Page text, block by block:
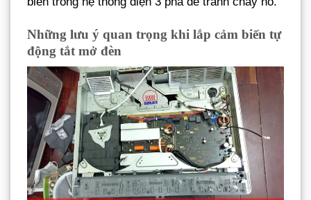
Những lưu ý quan trọng khi lắp cảm biến tự
động tắt mở đèn